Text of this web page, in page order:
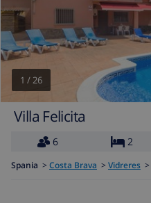
1 /26
Villa Felicita
6
2
Spania > Costa Brava > Vidreres >